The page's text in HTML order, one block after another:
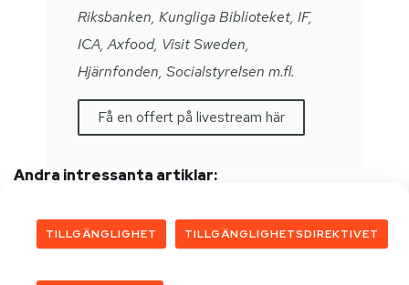
Riksbanken, Kungliga Biblioteket, IF,
ICA, Axfood, Visit Sweden,
Hjärnfonden, Socialstyrelsen m.fl.
Få en offert på livestream här
Andra intressanta artiklar:
TILLGÄNGLIGHET TILLGÄNGLIGHETSDIREKTIVET